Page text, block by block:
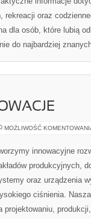
rekreacji oraz
dla osób, które lubią
do najbardziej
MOŻLIWOŚĆ
innowacyjne
produkcyjnych,
oraz urządzenia
ciśnienia.
projektowaniu,